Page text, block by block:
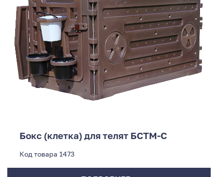
Бокс (клетка) для телят БСТМ-С
Код товара 1473